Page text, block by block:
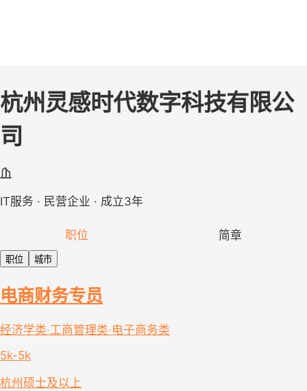
杭州灵感时代数字科技有限公
司
IT服务 · 民营企业 · 成立3年
职位 简章
职位 城市
电商财务专员
经济学类·工商管理类·电子商务类
5k-5k
杭州 硕士及以上